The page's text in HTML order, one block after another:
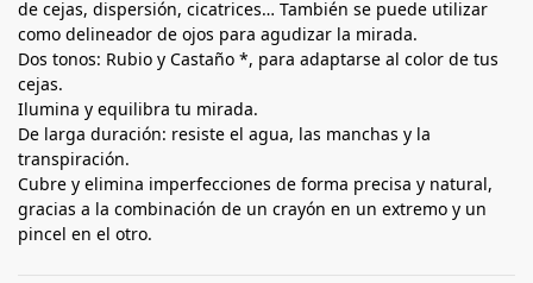
de cejas, dispersión, cicatrices… También se puede utilizar
como delineador de ojos para agudizar la mirada.
Dos tonos: Rubio y Castaño *, para adaptarse al color de tus
cejas.
Ilumina y equilibra tu mirada.
De larga duración: resiste el agua, las manchas y la
transpiración.
Cubre y elimina imperfecciones de forma precisa y natural,
gracias a la combinación de un crayón en un extremo y un
pincel en el otro.